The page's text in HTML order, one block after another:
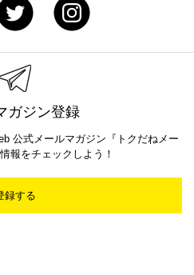
ガジン登録
公式メールマガジン『トクだねメー
報をチェックしよう！
録する